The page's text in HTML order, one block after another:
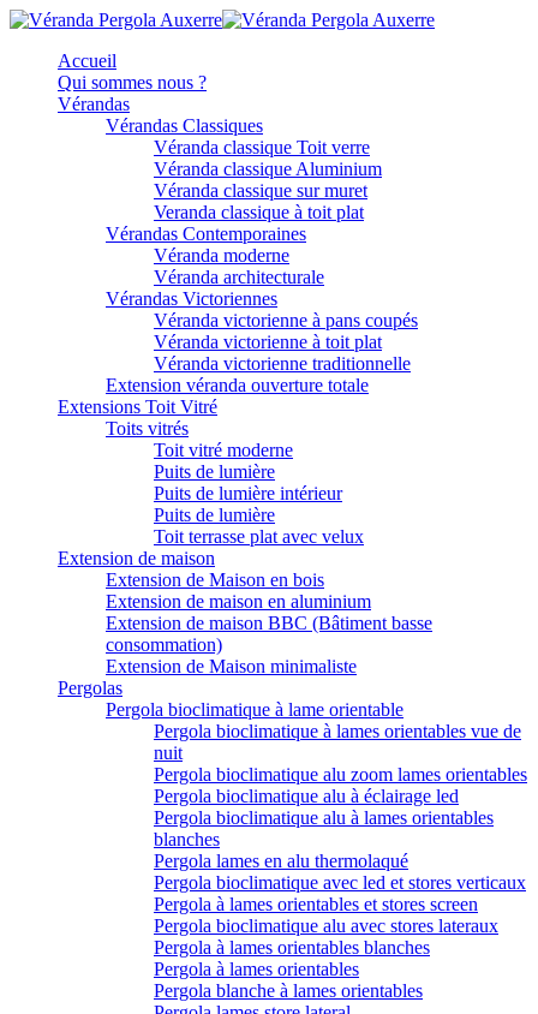
Accueil
Qui sommes nous ?
Vérandas
Vérandas Classiques
Véranda classique Toit verre
Véranda classique Aluminium
Véranda classique sur muret
Veranda classique à toit plat
Vérandas Contemporaines
Véranda moderne
Véranda architecturale
Vérandas Victoriennes
Véranda victorienne à pans coupés
Véranda victorienne à toit plat
Véranda victorienne traditionnelle
Extension véranda ouverture totale
Extensions Toit Vitré
Toits vitrés
Toit vitré moderne
Puits de lumière
Puits de lumière intérieur
Puits de lumière
Toit terrasse plat avec velux
Extension de maison
Extension de Maison en bois
Extension de maison en aluminium
Extension de maison BBC (Bâtiment basse
consommation)
Extension de Maison minimaliste
Pergolas
Pergola bioclimatique à lame orientable
Pergola bioclimatique à lames orientables vue de
nuit
Pergola bioclimatique alu zoom lames orientables
Pergola bioclimatique alu à éclairage led
Pergola bioclimatique alu à lames orientables
blanches
Pergola lames en alu thermolaqué
Pergola bioclimatique avec led et stores verticaux
Pergola à lames orientables et stores screen
Pergola bioclimatique alu avec stores lateraux
Pergola à lames orientables blanches
Pergola à lames orientables
Pergola blanche à lames orientables